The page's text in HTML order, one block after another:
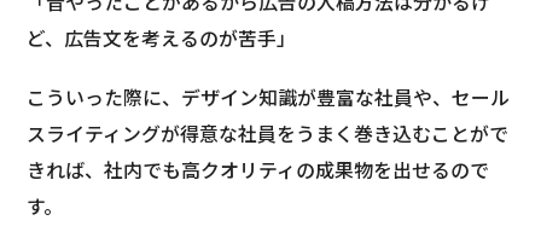
ど、広告文を考えるのが苦手」
こういった際に、デザイン知識が豊富な社員や、セール
スライティングが得意な社員をうまく巻き込むことがで
きれば、社内でも高クオリティの成果物を出せるので
す。